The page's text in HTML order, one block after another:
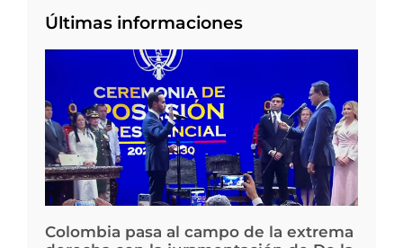
Últimas informaciones
Colombia pasa al campo de la extrema